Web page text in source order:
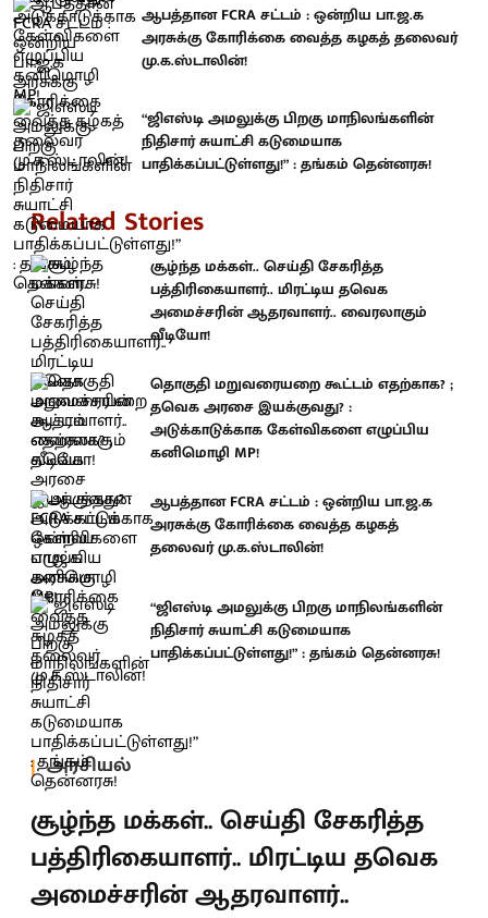
ஆபத்தான FCRA சட்டம் : ஒன்றிய பா.ஜ.க
அரசுக்கு கோரிக்கை வைத்த கழகத் தலைவர்
மு.க.ஸ்டாலின்!
“ஜிஎஸ்டி அமலுக்கு பிறகு மாநிலங்களின்
நிதிசார் சுயாட்சி கடுமையாக
பாதிக்கப்பட்டுள்ளது!” : தங்கம் தென்னரசு!
Related Stories
சூழ்ந்த மக்கள்.. செய்தி சேகரித்த
பத்திரிகையாளர்.. மிரட்டிய தவெக
அமைச்சரின் ஆதரவாளர்.. வைரலாகும்
வீடியோ!
தொகுதி மறுவரையறை கூட்டம் எதற்காக? ;
தவெக அரசை இயக்குவது? :
அடுக்காடுக்காக கேள்விகளை எழுப்பிய
கனிமொழி MP!
ஆபத்தான FCRA சட்டம் : ஒன்றிய பா.ஜ.க
அரசுக்கு கோரிக்கை வைத்த கழகத்
தலைவர் மு.க.ஸ்டாலின்!
“ஜிஎஸ்டி அமலுக்கு பிறகு மாநிலங்களின்
நிதிசார் சுயாட்சி கடுமையாக
பாதிக்கப்பட்டுள்ளது!” : தங்கம் தென்னரசு!
அரசியல்
சூழ்ந்த மக்கள்.. செய்தி சேகரித்த
பத்திரிகையாளர்.. மிரட்டிய தவெக
அமைச்சரின் ஆதரவாளர்..